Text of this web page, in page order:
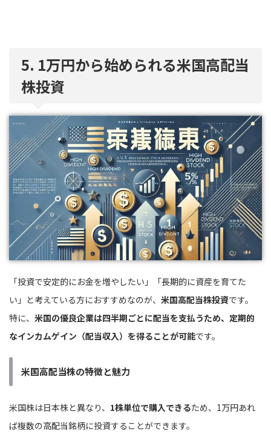
5. 1万円から始められる米国高配当
株投資
「投資で安定的にお金を増やしたい」「長期的に資産を育てた
い」と考えている方におすすめなのが、 米国高配当株投資です。
特に、 米国の優良企業は四半期ごとに配当を支払うため、定期的
なインカムゲイン（配当収入）を得ることが可能です。
米国高配当株の特徴と魅力
米国株は日本株と異なり、 1株単位で購入できるため、1万円あれ
ば複数の高配当銘柄に投資することができます。